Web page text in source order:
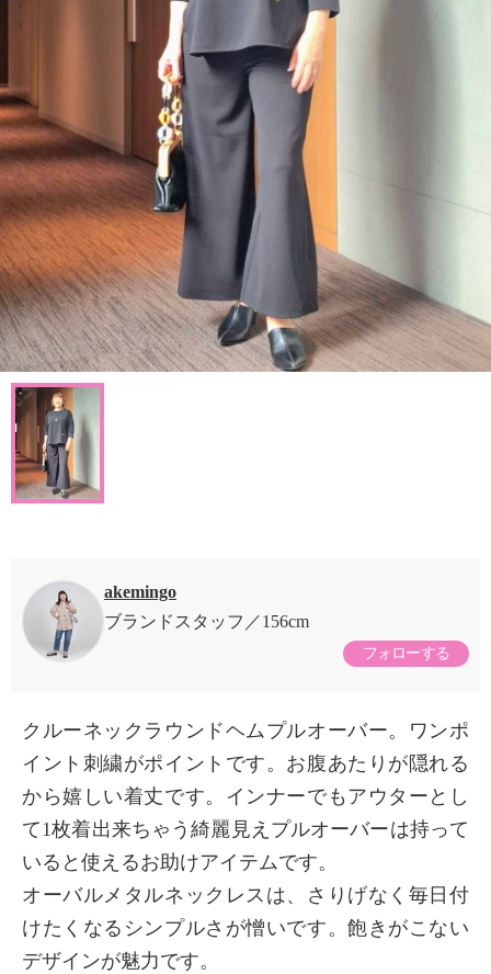
akemingo
ブランドスタッフ
156cm
フォローする
クルーネックラウンドヘムプルオーバー。ワンポ
イント刺繍がポイントです。お腹あたりが隠れる
から嬉しい着丈です。インナーでもアウターとし
て1枚着出来ちゃう綺麗見えプルオーバーは持って
いると使えるお助けアイテムです。
オーバルメタルネックレスは、さりげなく毎日付
けたくなるシンプルさが憎いです。飽きがこない
デザインが魅力です。